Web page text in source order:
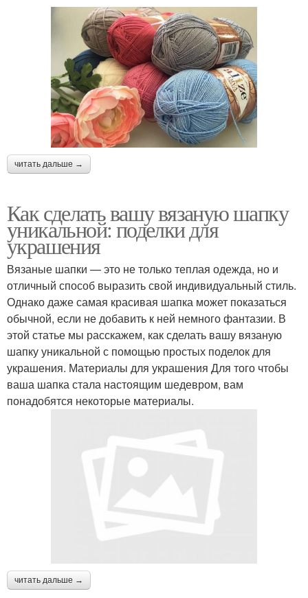
читать дальше →
Как сделать вашу вязаную шапку
уникальной: поделки для
украшения
Вязаные шапки — это не только теплая одежда, но и
отличный способ выразить свой индивидуальный стиль.
Однако даже самая красивая шапка может показаться
обычной, если не добавить к ней немного фантазии. В
этой статье мы расскажем, как сделать вашу вязаную
шапку уникальной с помощью простых поделок для
украшения. Материалы для украшения Для того чтобы
ваша шапка стала настоящим шедевром, вам
понадобятся некоторые материалы.
читать дальше →